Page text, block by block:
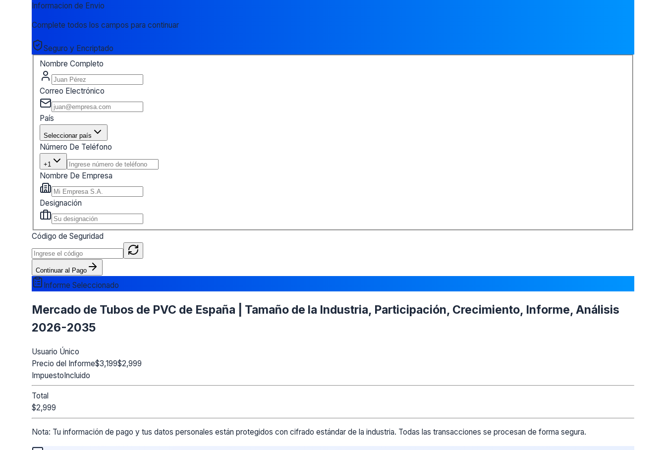
Informacion de Envio
Complete todos los campos para continuar
Seguro y Encriptado
Nombre Completo
Correo Electrónico
País
Seleccionar país
Número De Teléfono
+1
Nombre De Empresa
Designación
Código de Seguridad
Continuar al Pago
Informe Seleccionado
Mercado de Tubos de PVC de España | Tamaño de la Industria, Participación, Crecimiento, Informe, Análisis
2026-2035
Usuario Único
Precio del Informe$3,199$2,999
ImpuestoIncluido
Total
$2,999
Nota: Tu información de pago y tus datos personales están protegidos con cifrado estándar de la industria. Todas las transacciones se procesan de forma segura.